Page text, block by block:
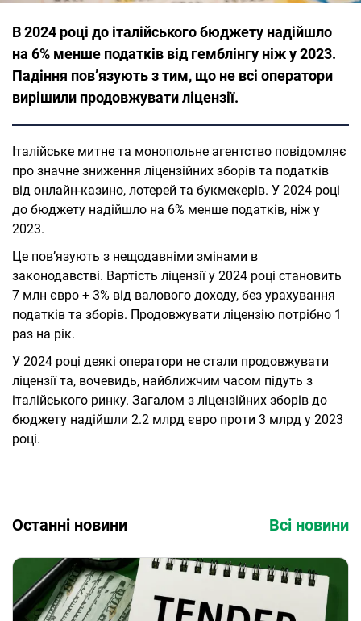
В 2024 році до італійського бюджету надійшло
на 6% менше податків від гемблінгу ніж у 2023.
Падіння пов’язують з тим, що не всі оператори
вирішили продовжувати ліцензії.
Італійське митне та монопольне агентство повідомляє
про значне зниження ліцензійних зборів та податків
від онлайн-казино, лотерей та букмекерів. У 2024 році
до бюджету надійшло на 6% менше податків, ніж у
2023.
Це пов’язують з нещодавніми змінами в
законодавстві. Вартість ліцензії у 2024 році становить
7 млн євро + 3% від валового доходу, без урахування
податків та зборів. Продовжувати ліцензію потрібно 1
раз на рік.
У 2024 році деякі оператори не стали продовжувати
ліцензії та, вочевидь, найближчим часом підуть з
італійського ринку. Загалом з ліцензійних зборів до
бюджету надійшли 2.2 млрд євро проти 3 млрд у 2023
році.
Останні новини Всі новини